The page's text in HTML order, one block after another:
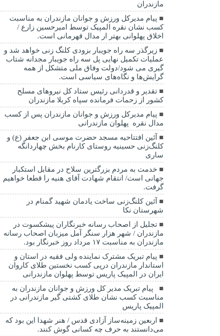
مازندران
پیام مدیرکل ورزش و جوانان مازندران به مناسبت
کسب نشان نقره المپیک توسط امیرحسین زارع /
اخلاق پهلوانی بهتر ار مدال قهرمانی است.
زیرگذر سه راه جویبار بزودی کلنگ زنی خواهد شد و
عملیات تکمیل نهایی پل سه راه جویبار مجدانه شتاب
گیری می شود/دولت وفاق ملی متشکل از همه
گرایش‌ها و نگاه‌های سیاسی است.
تقدیر و قدردانی رئیس ستاد کل نیرو‌های مسلح
کشور از زحمات فرمانده سپاه کربلا مازندران
پیام مدیرکل ورزش و جوانان مازندران پس از کسب
مدال نقره پهلوان مازندرانی
آئین افتتاحیه مسجد حضرت موسی ابن جعفر (ع) و
کلنگ‌زنی حسینیه روستای کارنام بخش چهاردانگه
ساری
خدمت به مردم بزرگترین سلاح در مقابل استکبار
جهانی است/ انتقام شهادت آقای هنیه را قطعا خواهیم
گرفت.
آئین کلنگ‌زنی ساخت یادمان شهید گمنام در
شهرستان نکا
تجلیل از اصحاب رسانه خبرنگاران پیشکسوت در
مازندران / شهر هزار سنگر آمل میزبان اصحاب رسانه
مازندران به مناسبت ۱۷ مرداد روز خبرنگار بود.
پیام تبریک مشترک نماینده ولی فقیه در استان و
استاندار مازندران درپی کسب نخستین طلای کاروان
ایران در المپیک پاریس توسط پهلوان مازندرانی
‍ ‍ پیام تبریک مدیر کل ورزش و جوانان مازندران به
مناسبت کسب نشان طلای کشتی گیر مازندرانی در
المپیک پاریس
اربعین زمینه‌ساز آزادی قدس / هنر شهدا این بود که
می‌دانستند به حرف چه کسانی گوش کنند.